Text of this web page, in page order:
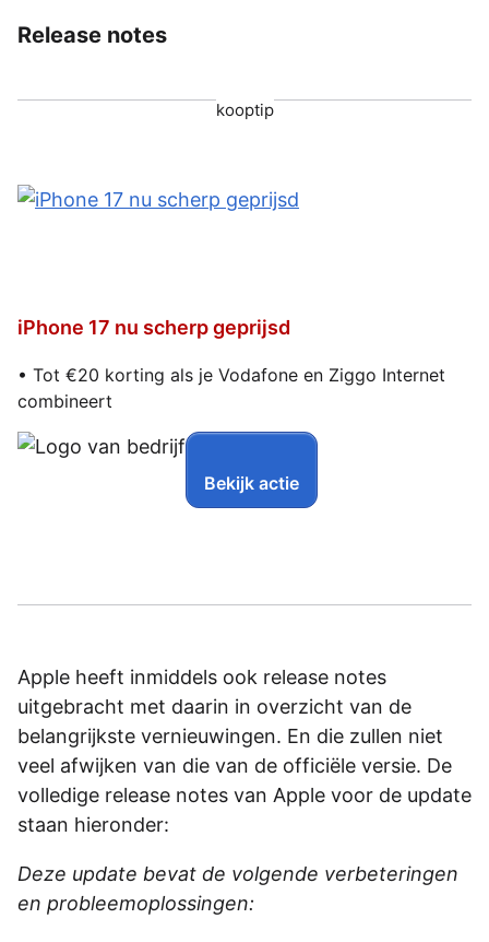
Release notes
kooptip
iPhone 17 nu scherp geprijsd
• Tot €20 korting als je Vodafone en Ziggo Internet
combineert
Bekijk actie
Apple heeft inmiddels ook release notes
uitgebracht met daarin in overzicht van de
belangrijkste vernieuwingen. En die zullen niet
veel afwijken van die van de officiële versie. De
volledige release notes van Apple voor de update
staan hieronder:
Deze update bevat de volgende verbeteringen
en probleemoplossingen: